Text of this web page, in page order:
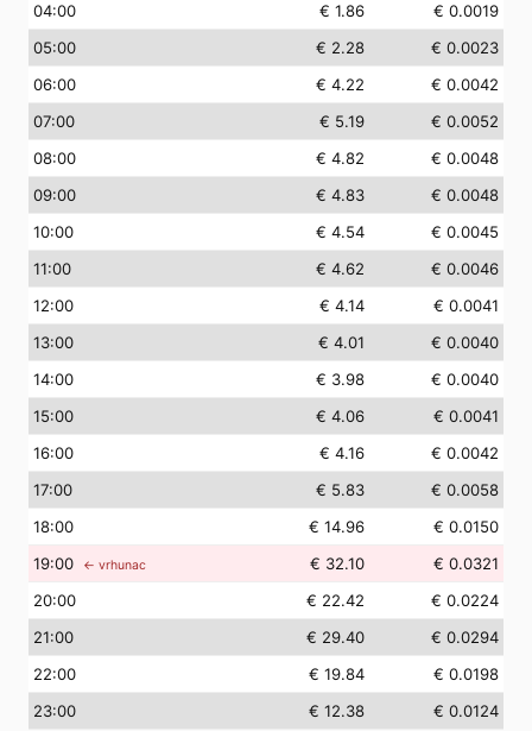
04:00 € 1.86
€ 0.0019
05:00 € 2.28
€ 0.0023
06:00 € 4.22
€ 0.0042
07:00 € 5.19
€ 0.0052
08:00 € 4.82
€ 0.0048
09:00 € 4.83
€ 0.0048
10:00 € 4.54
€ 0.0045
11:00 € 4.62
€ 0.0046
12:00 € 4.14
€ 0.0041
13:00 € 4.01
€ 0.0040
14:00 € 3.98
€ 0.0040
15:00 € 4.06
€ 0.0041
16:00 € 4.16
€ 0.0042
17:00 € 5.83
€ 0.0058
18:00 € 14.96
€ 0.0150
19:00 ← vrhunac € 32.10
€ 0.0321
20:00 € 22.42
€ 0.0224
21:00 € 29.40
€ 0.0294
22:00 € 19.84
€ 0.0198
23:00 € 12.38 € 0.0124